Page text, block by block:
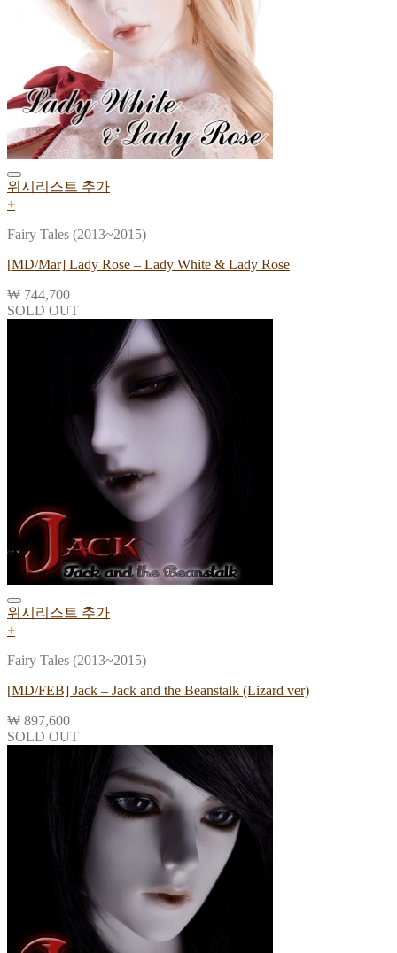
위시리스트 추가
+
Fairy Tales (2013~2015)
[MD/Mar] Lady Rose – Lady White & Lady Rose
₩ 744,700
SOLD OUT
위시리스트 추가
+
Fairy Tales (2013~2015)
[MD/FEB] Jack – Jack and the Beanstalk (Lizard ver)
₩ 897,600
SOLD OUT